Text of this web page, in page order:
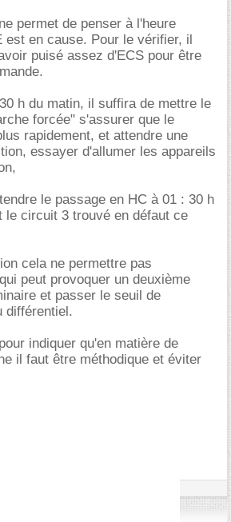
permet de penser à l'heure
est en cause. Pour le vérifier, il
puisé assez d'ECS pour être
h du matin, il suffira de mettre le
forcée" s'assurer que le
rapidement, et attendre une
essayer d'allumer les appareils
le passage en HC à 01 : 30 h
le circuit 3 trouvé en défaut ce
cela ne permettre pas
peut provoquer un deuxième
et passer le seuil de
différentiel.
indiquer qu'en matière de
il faut être méthodique et éviter